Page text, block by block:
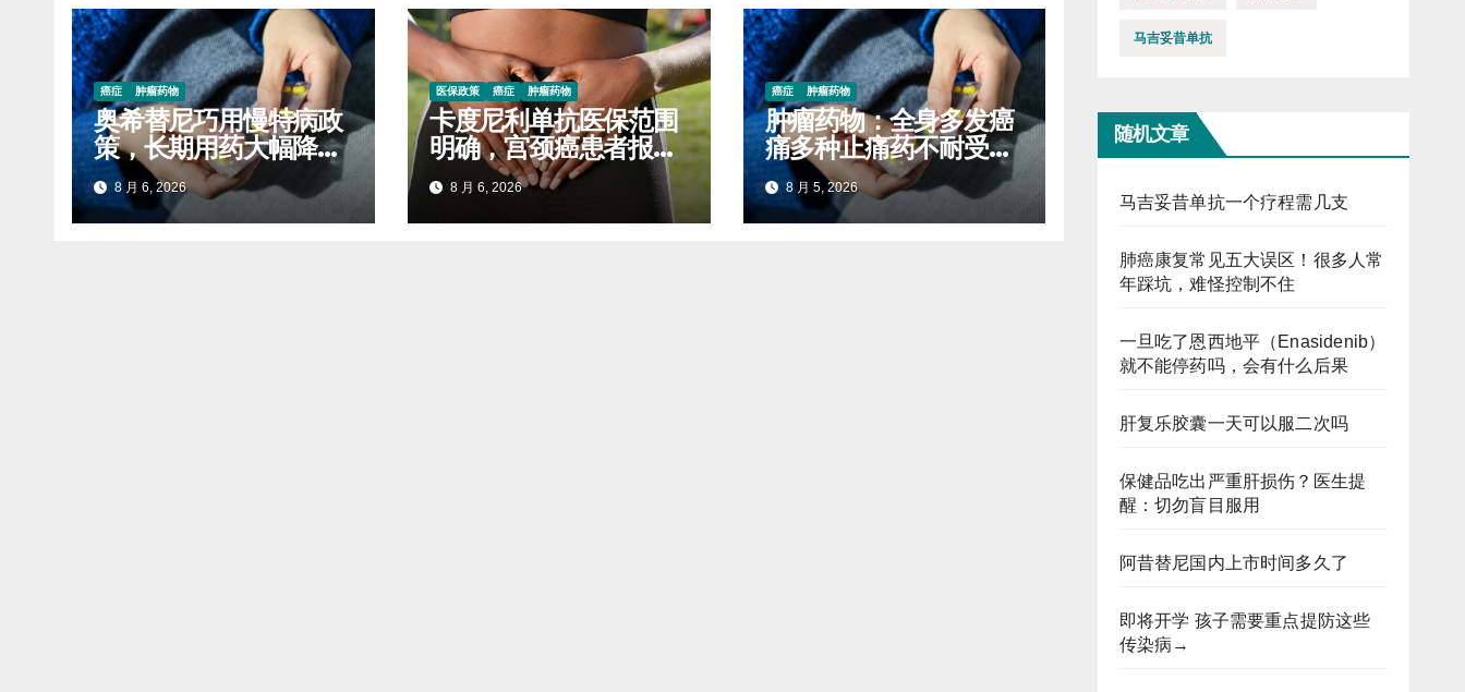
癌症 肿瘤药物
奥希替尼巧用慢特病政
策，长期用药大幅降低
自付开支
8 月 6, 2026
医保政策 癌症 肿瘤药物
卡度尼利单抗医保范围
明确，宫颈癌患者报销
标准对照查看
8 月 6, 2026
癌症 肿瘤药物
肿瘤药物：全身多发癌
痛多种止痛药不耐受，
阿魏化痞膏外用减少口
服药量的实操案例
8 月 5, 2026
马吉妥昔单抗
随机文章
马吉妥昔单抗一个疗程需几支
肺癌康复常见五大误区！很多人常
年踩坑，难怪控制不住
一旦吃了恩西地平（Enasidenib）
就不能停药吗，会有什么后果
肝复乐胶囊一天可以服二次吗
保健品吃出严重肝损伤？医生提
醒：切勿盲目服用
阿昔替尼国内上市时间多久了
即将开学 孩子需要重点提防这些
传染病→